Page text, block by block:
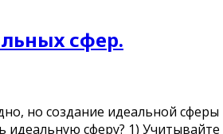
сфер.
но создание идеальной
идеальную сферу? 1)